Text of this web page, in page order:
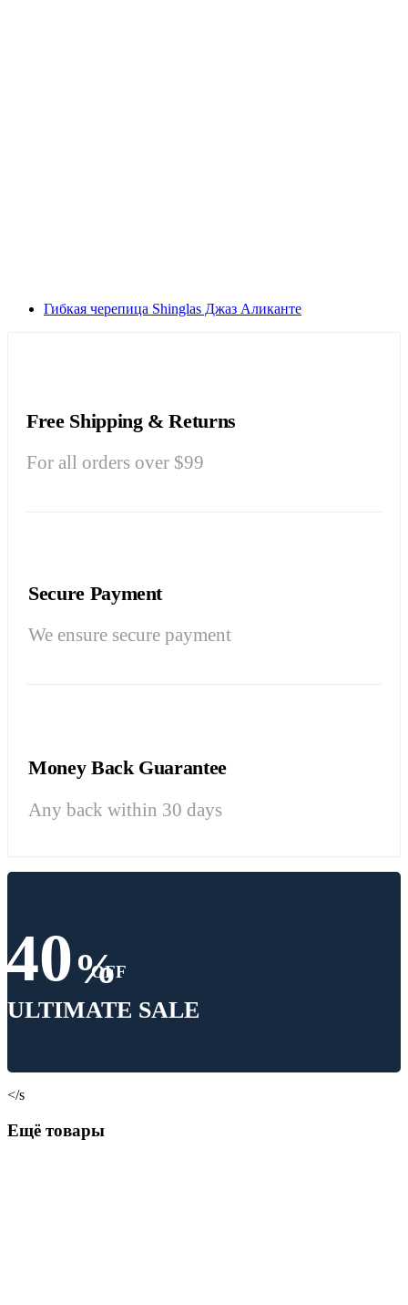
Гибкая черепица Shinglas Джаз Аликанте
Free Shipping & Returns
For all orders over $99
Secure Payment
We ensure secure payment
Money Back Guarantee
Any back within 30 days
40%
OFF
ULTIMATE SALE
</s
Ещё товары